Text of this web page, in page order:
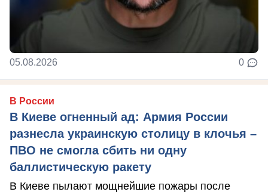
05.08.2026 0
В России
В Киеве огненный ад: Армия России
разнесла украинскую столицу в клочья –
ПВО не смогла сбить ни одну
баллистическую ракету
В Киеве пылают мощнейшие пожары после